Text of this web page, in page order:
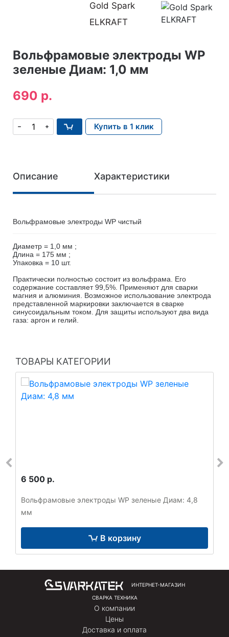
Gold Spark
ELKRAFT
Вольфрамовые электроды WP
зеленые Диам: 1,0 мм
690 р.
Купить в 1 клик
Описание Характеристики
Вольфрамовые электроды WP чистый
Диаметр = 1,0 мм ;
Длина = 175 мм ;
Упаковка = 10 шт.
Практически полностью состоит из вольфрама. Его
содержание составляет 99,5%. Применяют для сварки
магния и алюминия. Возможное использование электрода
представленной маркировки заключается в сварке
синусоидальным током. Для защиты используют два вида
газа: аргон и гелий.
ТОВАРЫ КАТЕГОРИИ
6 500 р.
Вольфрамовые электроды WP зеленые Диам: 4,8
мм
В корзину
ИНТЕРНЕТ-МАГАЗИН
СВАРКА ТЕХНИКА
О компании
Цены
Доставка и оплата